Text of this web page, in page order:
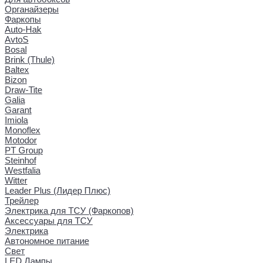
Органайзеры
Фаркопы
Auto-Hak
AvtoS
Bosal
Brink (Thule)
Baltex
Bizon
Draw-Tite
Galia
Garant
Imiola
Monoflex
Motodor
PT Group
Steinhof
Westfalia
Witter
Leader Plus (Лидер Плюс)
Трейлер
Электрика для ТСУ (Фаркопов)
Аксессуары для ТСУ
Электрика
Автономное питание
Свет
LED Лампы